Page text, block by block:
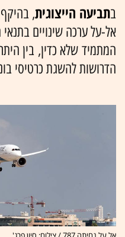
בתביעה הייצוגית
אל-על ערכה שינויים בתנאי
המתמיד שלא כדין, בין
הדרושות להשגת כרטיסי